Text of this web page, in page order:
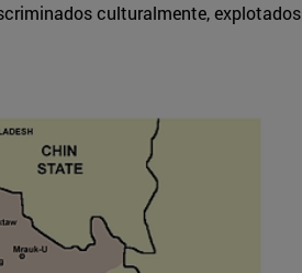
culturalmente, explotados